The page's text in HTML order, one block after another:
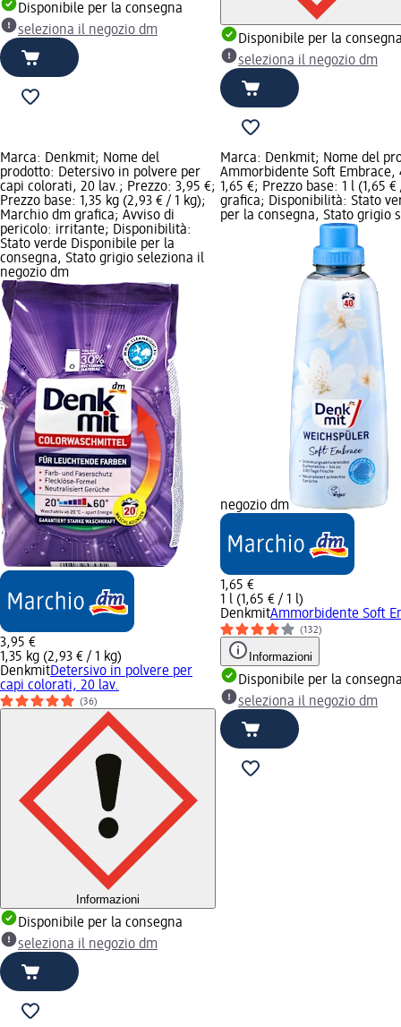
Disponibile per la consegna
seleziona il negozio dm
Disponibile per la
seleziona il negozio dm
Marca: Denkmit; Nome del
prodotto: Detersivo in polvere per
capi colorati, 20 lav.; Prezzo: 3,95 €;
Prezzo base: 1,35 kg (2,93 € / 1 kg);
Marchio dm grafica; Avviso di
pericolo: irritante; Disponibilità:
Stato verde Disponibile per la
consegna, Stato grigio seleziona il
negozio dm
3,95 €
1,35 kg (2,93 € / 1 kg)
DenkmitDetersivo in polvere per
capi colorati, 20 lav.
(36)
Informazioni
Disponibile per la consegna
seleziona il negozio dm
Marca: Denkmit; Nome del
Ammorbidente Soft Embrace,
1,65 €; Prezzo base: 1 l (1,65
grafica; Disponibilità: Stato
per la consegna, Stato grigio
negozio dm
1,65 €
1 l (1,65 € / 1 l)
DenkmitAmmorbidente Soft
(132)
Informazioni
Disponibile per la
seleziona il negozio dm